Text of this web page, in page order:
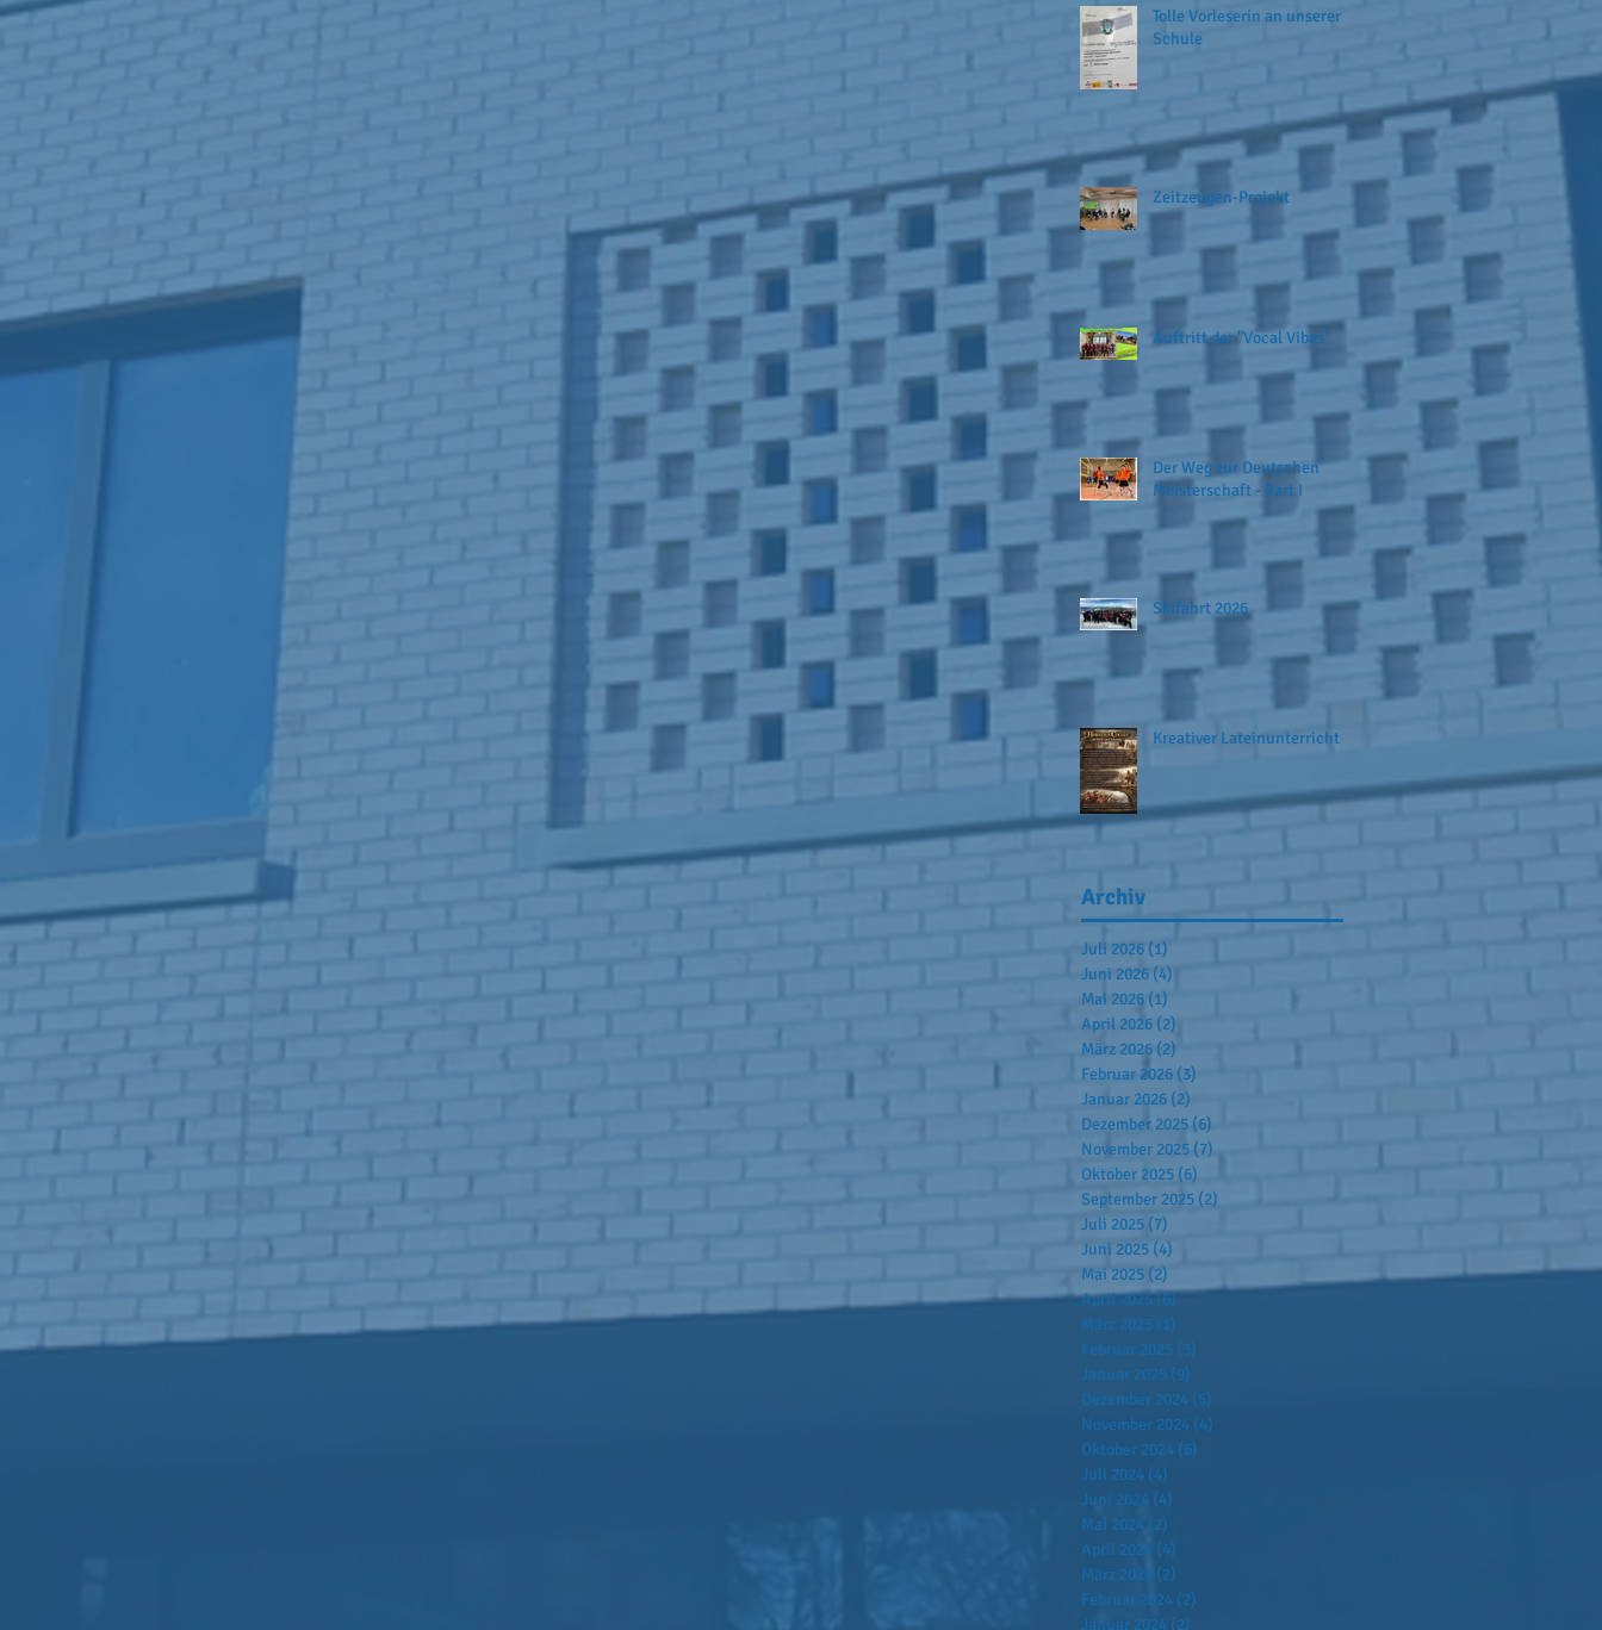
Tolle Vorleserin an unserer
Schule
Zeitzeugen-Projekt
Auftritt der "Vocal Vibes"
Der Weg zur Deutschen
Meisterschaft - Part I
Skifahrt 2026
Kreativer Lateinunterricht
Archiv
Juli 2026 (1)
Juni 2026 (4)
Mai 2026 (1)
April 2026 (2)
März 2026 (2)
Februar 2026 (3)
Januar 2026 (2)
Dezember 2025 (6)
November 2025 (7)
Oktober 2025 (6)
September 2025 (2)
Juli 2025 (7)
Juni 2025 (4)
Mai 2025 (2)
April 2025(6)
März 2025 (1)
Februar 2025 (3)
Januar 2025 (9)
Dezember 2024 (5)
November 2024 (4)
Oktober 2024 (6)
Juli 2024 (4)
Juni 2024 (4)
Mai 2024 (2)
April 2024 (4)
März 2024 (2)
Februar 2024 (2)
Januar 2024 (2)